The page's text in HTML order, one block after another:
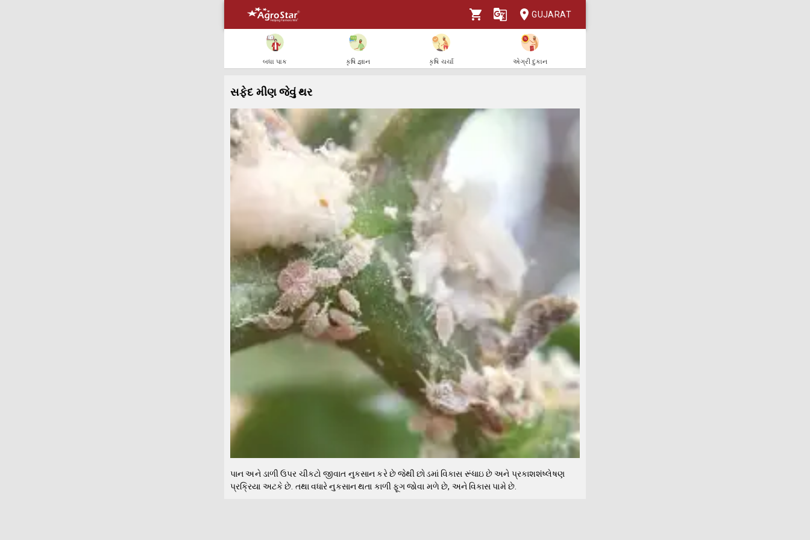
GUJARAT
બધા પાક કૃષિ જ્ઞાન કૃષિ ચર્ચા એગ્રી દુકાન
સફેદ મીણ જેવું થર
પાન અને ડાળી ઉપર ચીકટો જીવાત નુકસાન કરે છે જેથી છોડમાં વિકાસ રૂંધાઇ છે અને પ્રકાશશંષ્લેષણ
પ્રક્રિયા અટકે છે. તથા વધારે નુકસાન થતા કાળી ફૂગ જોવા મળે છે, અને વિકાસ પામે છે.